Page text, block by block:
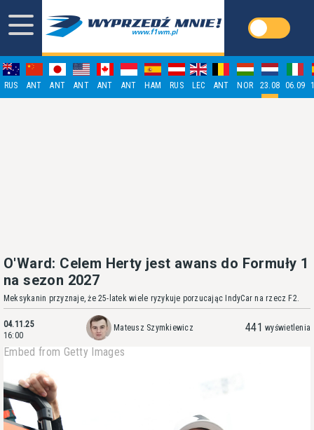
RUS ANT ANT ANT ANT ANT HAM RUS LEC ANT NOR 23.08 06.09
O'Ward: Celem Herty jest awans do Formuły 1
na sezon 2027
Meksykanin przyznaje, że 25-latek wiele ryzykuje porzucając IndyCar na rzecz F2.
04.11.25
16:00
Mateusz Szymkiewicz 441 wyświetlenia
Embed from Getty Images